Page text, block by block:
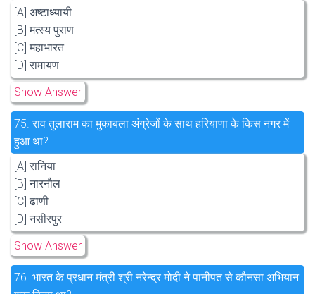
[A] अष्टाध्यायी
[B] मत्स्य पुराण
[C] महाभारत
[D] रामायण
Show Answer
75.राव तुलाराम का मुकाबला अंग्रेजों के साथ हरियाणा के किस नगर में
हुआ था?
[A] रानिया
[B] नारनौल
[C] ढाणी
[D] नसीरपुर
Show Answer
76. भारत के प्रधान मंत्री श्री नरेन्द्र मोदी ने पानीपत से कौनसा अभियान